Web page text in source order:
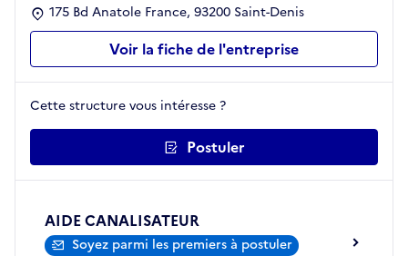
175 Bd Anatole France, 93200 Saint-Denis
Voir la fiche de l'entreprise
Cette structure vous intéresse ?
Postuler
AIDE CANALISATEUR
Soyez parmi les premiers à postuler